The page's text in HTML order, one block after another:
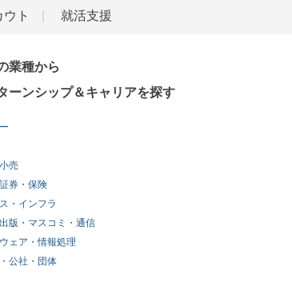
ウト 就活支援
業種から
ーンシップ＆キャリアを探す
売
券・保険
・インフラ
版・マスコミ・通信
ェア・情報処理
公社・団体